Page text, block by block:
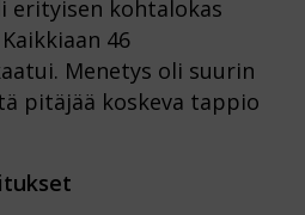
erityisen kohtalokas
46
Menetys oli suurin
pitäjää koskeva tappio